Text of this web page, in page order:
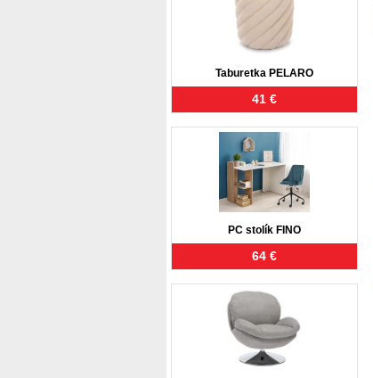
Taburetka PELARO
41 €
PC stolík FINO
64 €